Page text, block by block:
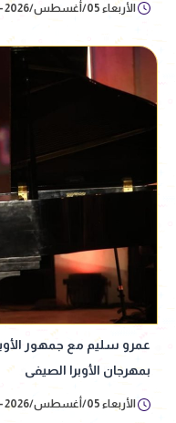
الأربعاء 05/أغسطس/2026 - 12:28 ص
عمرو سليم مع جمهور
بمهرجان الأوبرا الصيفى
الأربعاء 05/أغسطس/2026 - 12:20 ص